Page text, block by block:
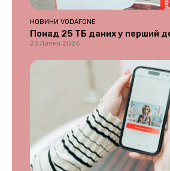
НОВИНИ VODAFONE
Понад 25 ТБ даних у перший
23 Липня 2026